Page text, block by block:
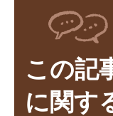
この記
に関す